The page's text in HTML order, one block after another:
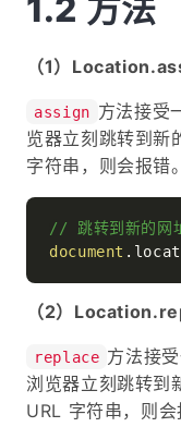
方法
（1）
assign 方法接受
览器立刻跳转到新
字符串，则会报错。
// 跳转到新的网
document .
（2）
replace 方法接
浏览器立刻跳转到
URL 字符串，则会